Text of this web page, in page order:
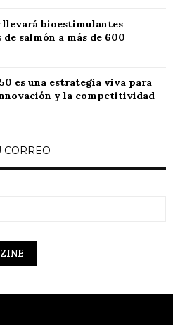
bioestimulantes
salmón a más de 600
es una estrategia viva para
y la competitividad
CORREO